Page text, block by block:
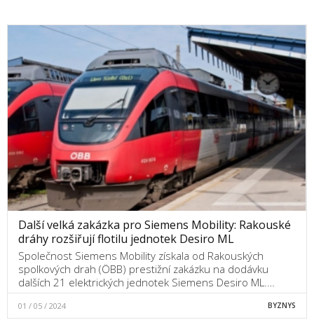
Další velká zakázka pro Siemens Mobility: Rakouské
dráhy rozšiřují flotilu jednotek Desiro ML
Společnost Siemens Mobility získala od Rakouských
spolkových drah (ÖBB) prestižní zakázku na dodávku
dalších 21 elektrických jednotek Siemens Desiro ML.…
01 / 05 / 2024 BYZNYS